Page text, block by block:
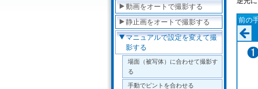
動画をオートで撮影する
静止画をオートで撮影する
マニュアルで設定を変えて撮
影する
場面（被写体）に合わせて撮影す
る
手動でピントを合わせる
前の